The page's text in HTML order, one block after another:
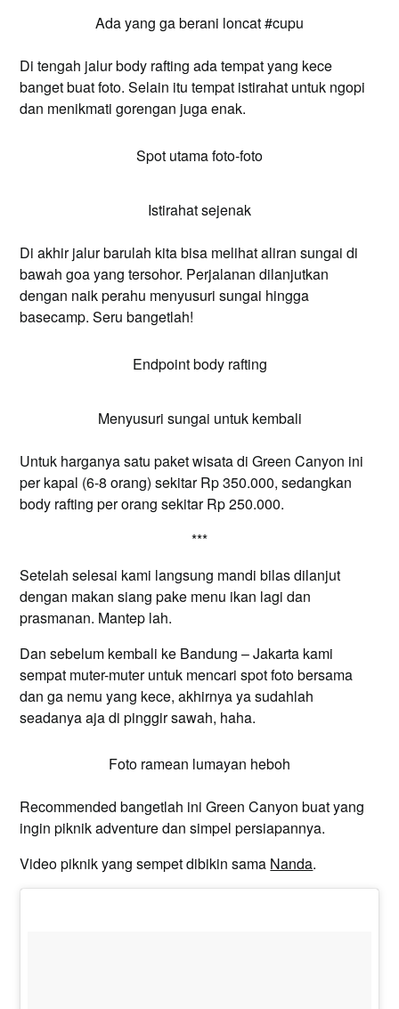
Ada yang ga berani loncat #cupu
Di tengah jalur body rafting ada tempat yang kece
banget buat foto. Selain itu tempat istirahat untuk ngopi
dan menikmati gorengan juga enak.
Spot utama foto-foto
Istirahat sejenak
Di akhir jalur barulah kita bisa melihat aliran sungai di
bawah goa yang tersohor. Perjalanan dilanjutkan
dengan naik perahu menyusuri sungai hingga
basecamp. Seru bangetlah!
Endpoint body rafting
Menyusuri sungai untuk kembali
Untuk harganya satu paket wisata di Green Canyon ini
per kapal (6-8 orang) sekitar Rp 350.000, sedangkan
body rafting per orang sekitar Rp 250.000.
***
Setelah selesai kami langsung mandi bilas dilanjut
dengan makan siang pake menu ikan lagi dan
prasmanan. Mantep lah.
Dan sebelum kembali ke Bandung – Jakarta kami
sempat muter-muter untuk mencari spot foto bersama
dan ga nemu yang kece, akhirnya ya sudahlah
seadanya aja di pinggir sawah, haha.
Foto ramean lumayan heboh
Recommended bangetlah ini Green Canyon buat yang
ingin piknik adventure dan simpel persiapannya.
Video piknik yang sempet dibikin sama Nanda.